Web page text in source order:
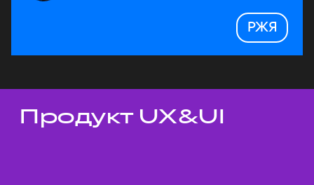
РЖЯ
Темы докладов
Продукт UX&UI